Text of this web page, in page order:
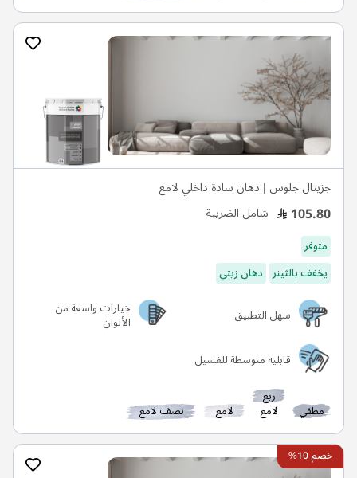
جزيتال جلوس | دهان سادة داخلي لامع
105.80 شامل الضريبة
متوفر
يخفف بالثينر دهان زيتي
سهل التطبيق
خيارات واسعة من
الألوان
قابليه متوسطة للغسيل
مطفي
ربع
لامع لامع نصف لامع
خصم 10%